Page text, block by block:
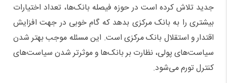
جدید تلاش کرده است در حوزه فیصله بانک‌ها، تعداد اختیارات
بیشتری را به بانک مرکزی بدهد که گام خوبی در جهت افزایش
اقتدار و استقلال بانک مرکزی است. این مسئله موجب بهتر شدن
سیاست‌های پولی، نظارت بر بانک‌ها و موثرتر شدن سیاست‌های
کنترل تورم می‌شود.